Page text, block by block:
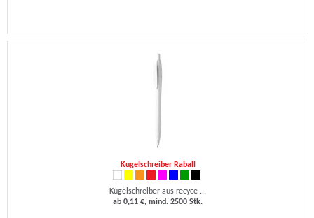
Kugelschreiber Raball
Kugelschreiber aus recyce ...
ab 0,11 €, mind. 2500 Stk.